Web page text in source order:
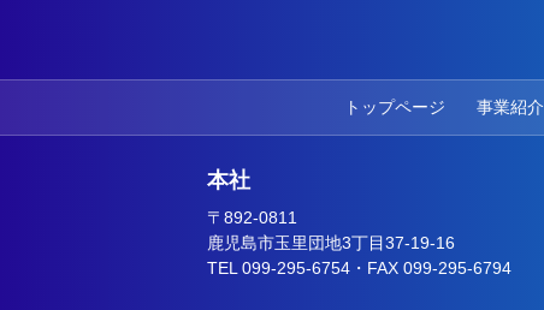
トップページ 事業紹介
本社
〒892-0811
鹿児島市玉里団地3丁目37-19-16
TEL 099-295-6754・FAX 099-295-6794